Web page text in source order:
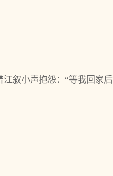
叙小声抱怨：“等我回家后